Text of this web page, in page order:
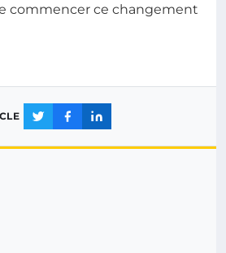
commencer ce changement